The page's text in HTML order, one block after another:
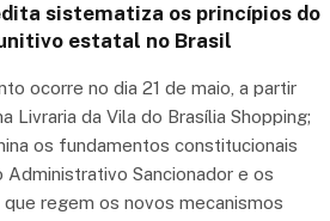
sistematiza os princípios do
estatal no Brasil
ocorre no dia 21 de maio, a partir
Livraria da Vila do Brasília Shopping;
os fundamentos constitucionais
Administrativo Sancionador e os
que regem os novos mecanismos